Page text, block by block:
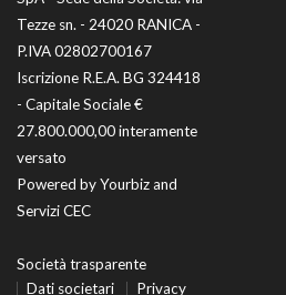
Tezze sn. - 24020 RANICA -
P.IVA 02802700167
Iscrizione R.E.A. BG 324418
- Capitale Sociale €
27.800.000,00 interamente
versato
Powered byYourbizand
Servizi CEC
Società trasparente
Dati societari
Privacy